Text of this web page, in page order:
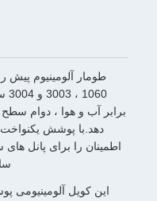
طومار آلومینیوم پیش
برابر آب و هوا ، دوام
دهد.با پوشش
اطمینان را برای پانل
این کویل